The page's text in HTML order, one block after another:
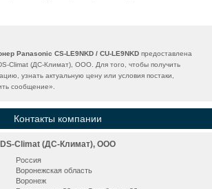
Panasonic CS-LE9NKD / CU-LE9NKD предоставлена
Climat (ДС-Климат), ООО. Для того, чтобы получить
узнать актуальную цену или условия постаки,
сообщение».
Контакты компании
DS-Climat (ДС-Климат), ООО
Россия
Воронежская область
Воронеж